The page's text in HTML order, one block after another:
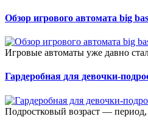
Обзор игрового автомата big
Игровые автоматы уже давно
Гардеробная для девочки-
Подростковый возраст —